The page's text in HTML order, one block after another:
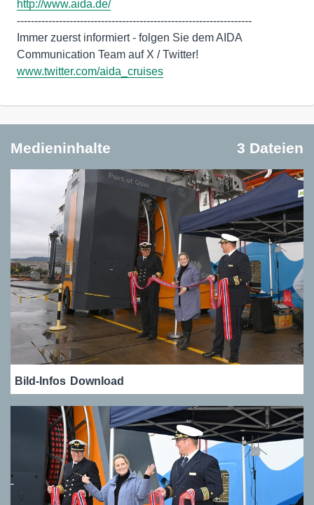
http://www.aida.de/
-------------------------------------------------------------------
Immer zuerst informiert - folgen Sie dem AIDA
Communication Team auf X / Twitter!
www.twitter.com/aida_cruises
Medieninhalte 3 Dateien
Bild-Infos Download